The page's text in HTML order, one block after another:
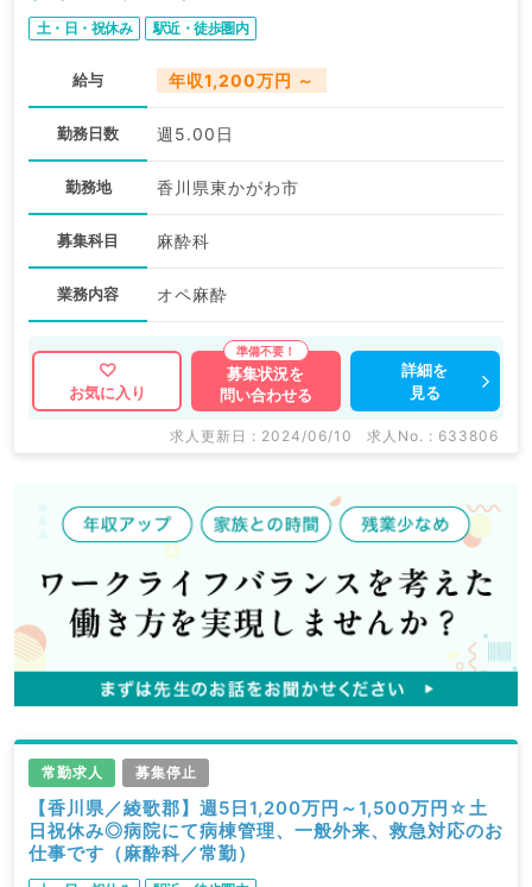
土・日・祝休み 駅近・徒歩圏内
給与 年収1,200万円 ～
勤務日数 週5.00日
勤務地 香川県東かがわ市
募集科目 麻酔科
業務内容 オペ麻酔
お気に入り
募集状況を
問い合わせる
詳細を
見る
求人更新日 : 2024/06/10 求人No. : 633806
常勤求人 募集停止
【香川県／綾歌郡】週5日1,200万円～1,500万円☆土
日祝休み◎病院にて病棟管理、一般外来、救急対応のお
仕事です（麻酔科／常勤）